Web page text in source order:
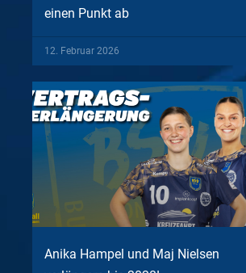
einen Punkt ab
12. Februar 2026
Anika Hampel und Maj Nielsen